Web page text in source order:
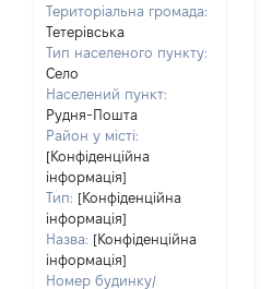
Територіальна громада:
Тетерівська
Тип населеного пункту:
Село
Населений пункт:
Рудня-Пошта
Район у місті:
[Конфіденційна
інформація]
Тип: [Конфіденційна
інформація]
Назва: [Конфіденційна
інформація]
Номер будинку/